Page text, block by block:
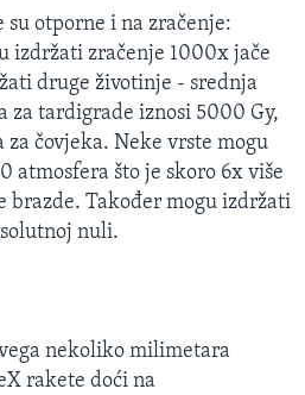
su otporne i na zračenje:
izdržati zračenje 1000x jače
druge životinje - srednja
za tardigrade iznosi 5000 Gy,
za čovjeka. Neke vrste mogu
atmosfera što je skoro 6x više
brazde. Također mogu izdržati
nuli.
nekoliko milimetara
rakete doći na